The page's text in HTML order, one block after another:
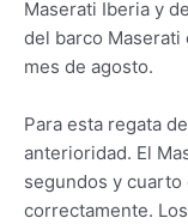
Maserati Iberia y
del barco Maserati
mes de agosto.
Para esta regata
anterioridad. El
segundos y cuarto
correctamente.